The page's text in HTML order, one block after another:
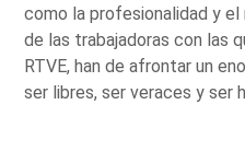
como la profesionalidad y
de las trabajadoras con las
RTVE, han de afrontar un
ser libres, ser veraces y ser